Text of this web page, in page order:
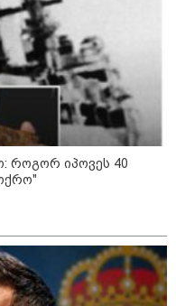
როგორ იპოვეს 40